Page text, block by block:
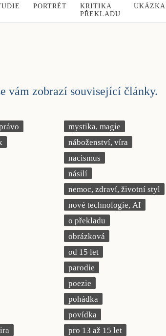
PORTRÉT
KRITIKA
PŘEKLADU
UKÁZKA
vám zobrazí související články.
mystika, magie
náboženství, víra
nacismus
násilí
nemoc, zdraví, životní styl
nové technologie, AI
o překladu
obrázková
od 15 let
parodie
poezie
pohádka
povídka
pro 13 až 15 let